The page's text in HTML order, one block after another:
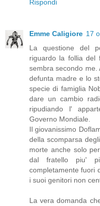
Rispondi
Emme Caligiore 17
La questione del
riguardo la follia del
sembra secondo me.
defunta madre e lo
specie di famiglia
dare un cambio
ripudiando l'
Governo Mondiale.
Il giovanissimo
della scomparsa
morte anche solo
dal fratello piu'
completamente fuori
i suoi genitori non
La vera domanda